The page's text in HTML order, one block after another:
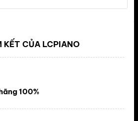
KẾT CỦA LCPIANO
100%